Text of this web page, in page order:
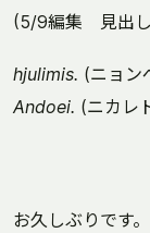
(5/9編集 見出
hjulimis. (ニョン
Andoei. (ニカレ
お久しぶりです。